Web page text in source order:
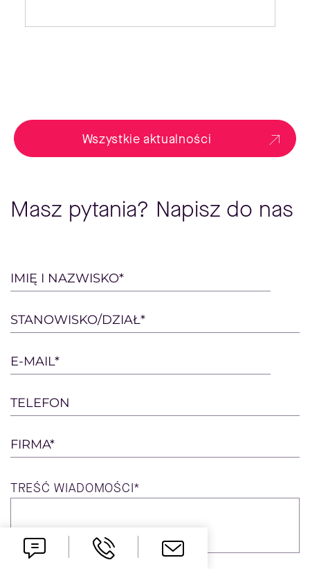
Wszystkie aktualności
Masz pytania? Napisz do nas
Please
leave
this
field
empty.
IMIĘ I NAZWISKO*
STANOWISKO/DZIAŁ*
E-MAIL*
TELEFON
FIRMA*
TREŚĆ WIADOMOŚCI*